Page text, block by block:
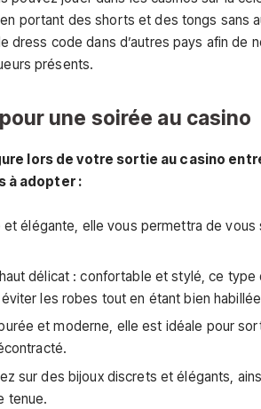
portant des shorts et des tongs sans
dress code dans d’autres pays afin de
présents.
une soirée au casino
lors de votre sortie au casino
à adopter :
élégante, elle vous permettra de vous
délicat : confortable et stylé, ce
les robes tout en étant bien
et moderne, elle est idéale pour
sur des bijoux discrets et élégants,
tenue.